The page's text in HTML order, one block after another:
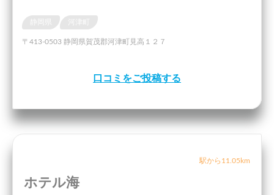
〒413-0503 静岡県賀茂郡河津町見高１２７
口コミをご投稿する
駅から11.05km
ホテル海